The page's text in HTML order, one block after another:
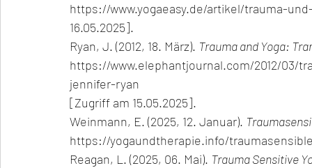
https://www.yogaeasy.de/artikel/trauma-
16.05.2025].
Ryan, J. (2012, 18. März). Trauma and Yoga:
https://www.elephantjournal.com/2012/03/
jennifer-ryan
[Zugriff am 15.05.2025].
Weinmann, E. (2025, 12. Januar).
https://yogaundtherapie.info/
Reagan, L. (2025, 06. Mai). Trauma Sensitive